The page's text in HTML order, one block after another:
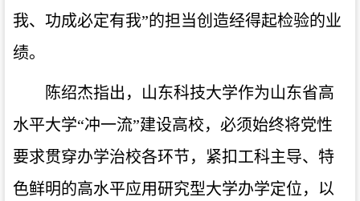
我、功成必定有我”的担当创造经得起检验的业
绩。
陈绍杰指出，山东科技大学作为山东省高
水平大学“冲一流”建设高校，必须始终将党性
要求贯穿办学治校各环节，紧扣工科主导、特
色鲜明的高水平应用研究型大学办学定位，以